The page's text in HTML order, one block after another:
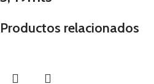
Productos relacionados